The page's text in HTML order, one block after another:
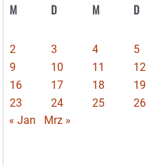
M D M D
2
3 4 5
9
10 11 12
16
17 18 19
23
24 25 26
« Jan
Mrz »